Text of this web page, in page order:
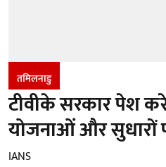
तमिलनाडु
टीवीके सरकार पेश
योजनाओं और सुधारों
IANS